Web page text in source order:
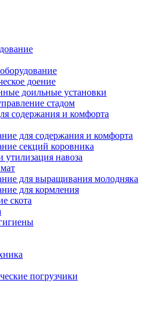
доение
доильные установки
стадом
содержания и комфорта
для содержания и комфорта
секций коровника
утилизация навоза
для выращивания молодняка
для кормления
скота
погрузчики